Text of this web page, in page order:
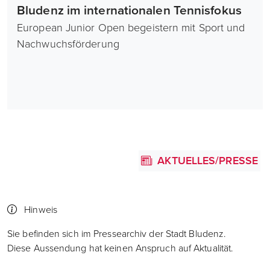
Bludenz im internationalen Tennisfokus
European Junior Open begeistern mit Sport und
Nachwuchsförderung
AKTUELLES/PRESSE
Hinweis
Sie befinden sich im Pressearchiv der Stadt Bludenz.
Diese Aussendung hat keinen Anspruch auf Aktualität.